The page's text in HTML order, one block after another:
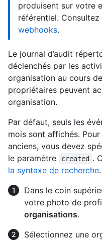
produisent sur votre
référentiel. Consultez
webhooks.
Le journal d’audit
déclenchés par les
organisation au cours
propriétaires peuvent
organisation.
Par défaut, seuls les
mois sont affichés.
anciens, vous devez
le paramètre
created .
la syntaxe de recherche.
Dans le coin
votre photo de
organisations.
Sélectionnez une